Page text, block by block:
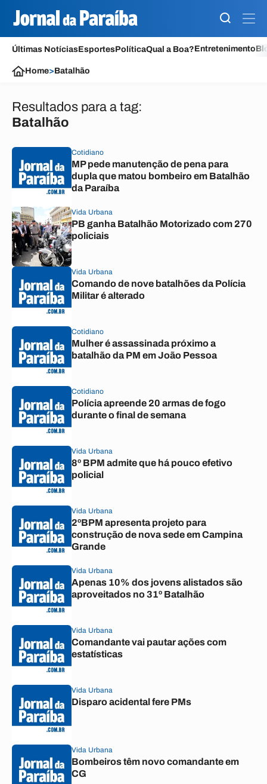
Últimas NotíciasEsportesPolíticaQual a Boa?Entretenimento
Home>Batalhão
Resultados para a tag:
Batalhão
Cotidiano
MP pede manutenção de pena para
dupla que matou bombeiro em Batalhão
da Paraíba
Vida Urbana
PB ganha Batalhão Motorizado com 270
policiais
Vida Urbana
Comando de nove batalhões da Polícia
Militar é alterado
Cotidiano
Mulher é assassinada próximo a
batalhão da PM em João Pessoa
Cotidiano
Polícia apreende 20 armas de fogo
durante o final de semana
Vida Urbana
8º BPM admite que há pouco efetivo
policial
Vida Urbana
2ºBPM apresenta projeto para
construção de nova sede em Campina
Grande
Vida Urbana
Apenas 10% dos jovens alistados são
aproveitados no 31º Batalhão
Vida Urbana
Comandante vai pautar ações com
estatísticas
Vida Urbana
Disparo acidental fere PMs
Vida Urbana
Bombeiros têm novo comandante em
CG